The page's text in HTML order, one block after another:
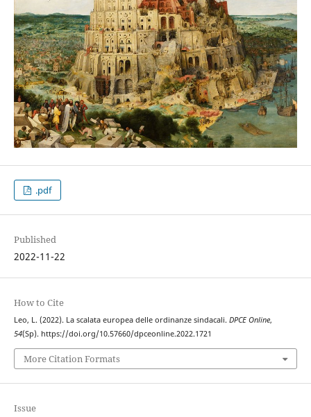
.pdf
Published
2022-11-22
How to Cite
Leo, L. (2022). La scalata europea delle ordinanze sindacali. DPCE Online,
54(Sp). https://doi.org/10.57660/dpceonline.2022.1721
More Citation Formats
Issue